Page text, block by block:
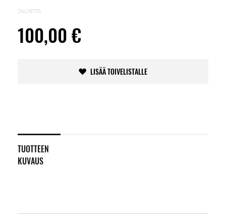
24L18715
100,00 €
LISÄÄ TOIVELISTALLE
TUOTTEEN
KUVAUS
images